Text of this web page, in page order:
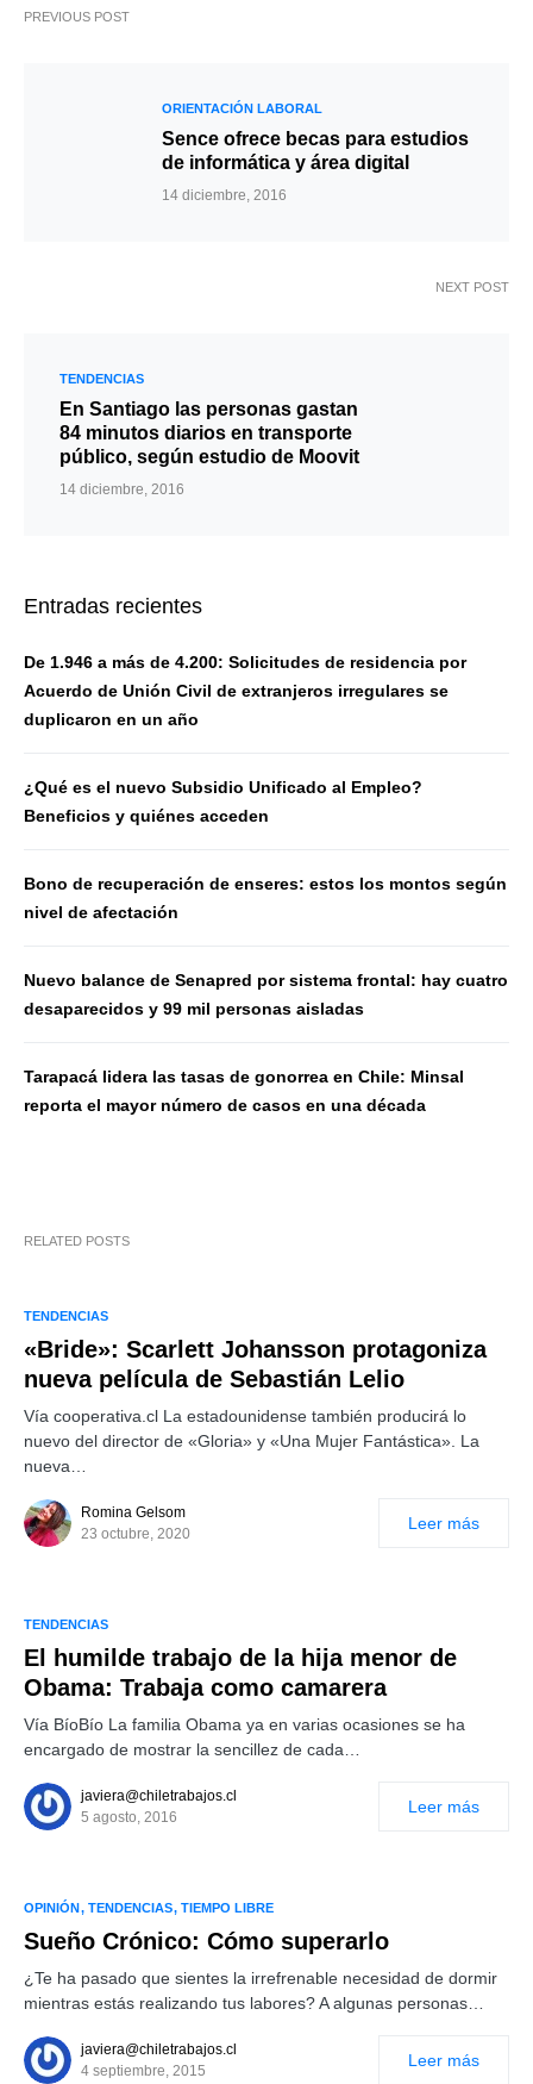
PREVIOUS POST
ORIENTACIÓN LABORAL
Sence ofrece becas para estudios
de informática y área digital
14 diciembre, 2016
NEXT POST
TENDENCIAS
En Santiago las personas gastan
84 minutos diarios en transporte
público, según estudio de Moovit
14 diciembre, 2016
Entradas recientes
De 1.946 a más de 4.200: Solicitudes de residencia por
Acuerdo de Unión Civil de extranjeros irregulares se
duplicaron en un año
¿Qué es el nuevo Subsidio Unificado al Empleo?
Beneficios y quiénes acceden
Bono de recuperación de enseres: estos los montos según
nivel de afectación
Nuevo balance de Senapred por sistema frontal: hay cuatro
desaparecidos y 99 mil personas aisladas
Tarapacá lidera las tasas de gonorrea en Chile: Minsal
reporta el mayor número de casos en una década
RELATED POSTS
TENDENCIAS
«Bride»: Scarlett Johansson protagoniza
nueva película de Sebastián Lelio
Vía cooperativa.cl La estadounidense también producirá lo
nuevo del director de «Gloria» y «Una Mujer Fantástica». La
nueva…
Romina Gelsom
23 octubre, 2020
Leer más
TENDENCIAS
El humilde trabajo de la hija menor de
Obama: Trabaja como camarera
Vía BíoBío La familia Obama ya en varias ocasiones se ha
encargado de mostrar la sencillez de cada…
javiera@chiletrabajos.cl
5 agosto, 2016
Leer más
OPINIÓN TENDENCIAS TIEMPO LIBRE
Sueño Crónico: Cómo superarlo
¿Te ha pasado que sientes la irrefrenable necesidad de dormir
mientras estás realizando tus labores? A algunas personas…
javiera@chiletrabajos.cl
4 septiembre, 2015
Leer más